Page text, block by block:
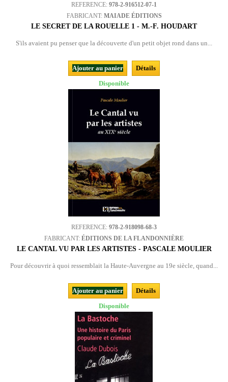
REFERENCE: 978-2-916512-07-1
FABRICANT: MAIADE ÉDITIONS
LE SECRET DE LA ROUELLE 1 - M.-F. HOUDART
S'ils avaient pu penser que la découverte d'un petit objet rond dans un...
Ajouter au panier
Détails
Disponible
REFERENCE: 978-2-918098-68-3
FABRICANT: ÉDITIONS DE LA FLANDONNIÈRE
LE CANTAL VU PAR LES ARTISTES - PASCALE MOULIER
Pour découvrir à quoi ressemblait la Haute-Auvergne au 19e siècle, quand...
Ajouter au panier
Détails
Disponible